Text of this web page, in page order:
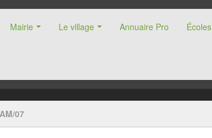
Mairie Le village Annuaire Pro Écoles
AM/07